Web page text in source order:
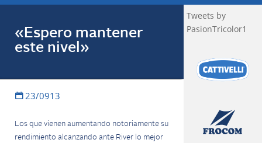
«Espero mantener
este nivel»
23/0913
Los que vienen aumentando notoriamente su
rendimiento alcanzando ante River lo mejor
Tweets by
PasionTricolor1